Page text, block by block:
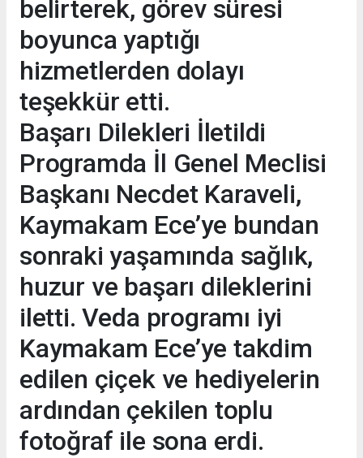
belirterek, görev süresi
boyunca yaptığı
hizmetlerden dolayı
teşekkür etti.
Başarı Dilekleri İletildi
Programda İl Genel Meclisi
Başkanı Necdet Karaveli,
Kaymakam Ece’ye bundan
sonraki yaşamında sağlık,
huzur ve başarı dileklerini
iletti. Veda programı iyi
Kaymakam Ece’ye takdim
edilen çiçek ve hediyelerin
ardından çekilen toplu
fotoğraf ile sona erdi.